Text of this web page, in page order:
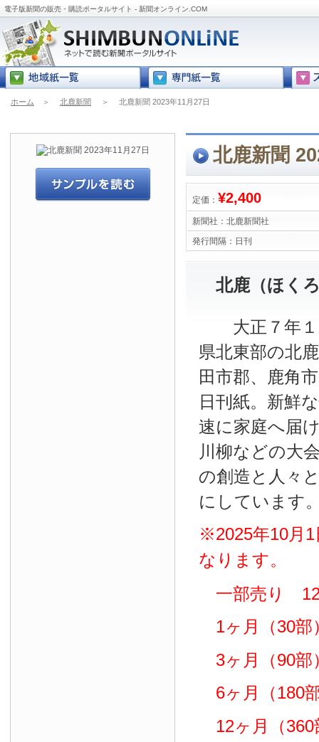
電子版新聞の販売・購読ポータルサイト - 新聞オンライン.COM
ホーム ＞ 北鹿新聞 ＞ 北鹿新聞 2023年11月27日
北鹿新聞
定価： ¥2,400
新聞社： 北鹿新聞社
発行間隔： 日刊
北鹿（ほく
大正７年１
県北東部の北
田市郡、鹿角
日刊紙。新鮮
速に家庭へ届
川柳などの大
の創造と人々
にしています
※2025年10月
なります。
一部売り
1ヶ月（30
3ヶ月（90
6ヶ月（180
12ヶ月（